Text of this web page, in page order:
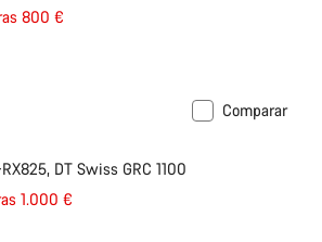
800 €
Comparar
DT Swiss GRC 1100
1.000 €